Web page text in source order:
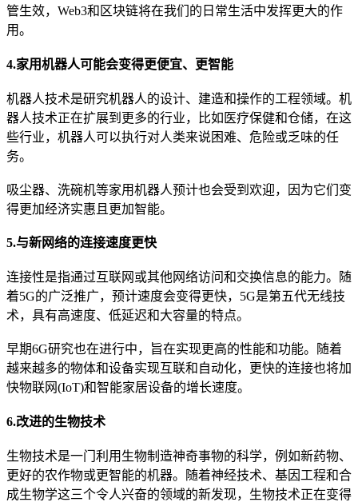
管生效，Web3和区块链将在我们的日常生活中发挥更大的作
用。
4.家用机器人可能会变得更便宜、更智能
机器人技术是研究机器人的设计、建造和操作的工程领域。机
器人技术正在扩展到更多的行业，比如医疗保健和仓储，在这
些行业，机器人可以执行对人类来说困难、危险或乏味的任
务。
吸尘器、洗碗机等家用机器人预计也会受到欢迎，因为它们变
得更加经济实惠且更加智能。
5.与新网络的连接速度更快
连接性是指通过互联网或其他网络访问和交换信息的能力。随
着5G的广泛推广，预计速度会变得更快，5G是第五代无线技
术，具有高速度、低延迟和大容量的特点。
早期6G研究也在进行中，旨在实现更高的性能和功能。随着
越来越多的物体和设备实现互联和自动化，更快的连接也将加
快物联网(IoT)和智能家居设备的增长速度。
6.改进的生物技术
生物技术是一门利用生物制造神奇事物的科学，例如新药物、
更好的农作物或更智能的机器。随着神经技术、基因工程和合
成生物学这三个令人兴奋的领域的新发现，生物技术正在变得